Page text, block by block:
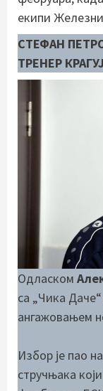
екипи
СТЕФАН
ТРЕНЕР
Одласком
са „Чика
ангажовањем
Избор је пао на
стручњака